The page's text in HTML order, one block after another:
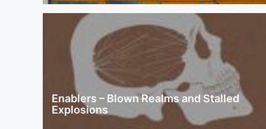
Enablers – Blown Realms and Stalled
Explosions